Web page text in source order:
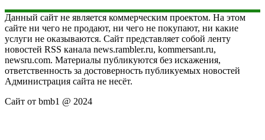
Данный сайт не является коммерческим проектом. На этом
сайте ни чего не продают, ни чего не покупают, ни какие
услуги не оказываются. Сайт представляет собой ленту
новостей RSS канала news.rambler.ru, kommersant.ru,
newsru.com. Материалы публикуются без искажения,
ответственность за достоверность публикуемых новостей
Администрация сайта не несёт.
Сайт от bmb1 @ 2024